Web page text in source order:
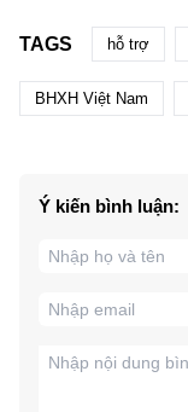
TAGS hỗ trợ
BHXH Việt Nam
Ý kiến bình luận: